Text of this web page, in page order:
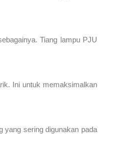
Tiang lampu PJU
Ini untuk memaksimalkan
yang sering digunakan pada